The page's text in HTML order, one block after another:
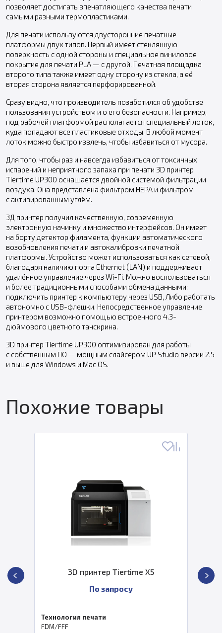
позволяет достигать впечатляющего качества печати
самыми разными термопластиками.
Для печати используются двусторонние печатные
платформы двух типов. Первый имеет стеклянную
поверхность с одной стороны и специальное виниловое
покрытие для печати PLA — с другой. Печатная площадка
второго типа также имеет одну сторону из стекла, а её
вторая сторона является перфорированной.
Сразу видно, что производитель позаботился об удобстве
пользования устройством и о его безопасности. Например,
под рабочей платформой располагается специальный лоток,
куда попадают все пластиковые отходы. В любой момент
лоток можно быстро извлечь, чтобы избавиться от мусора.
Для того, чтобы раз и навсегда избавиться от токсичных
испарений и неприятного запаха при печати 3D принтер
Tiertime UP300 оснащается двойной системой фильтрации
воздуха. Она представлена фильтром HEPA и фильтром
с активированным углём.
3Д принтер получил качественную, современную
электронную начинку и множество интерфейсов. Он имеет
на борту детектор филамента, функции автоматического
возобновления печати и автокалибровки печатной
платформы. Устройство может использоваться как сетевой,
благодаря наличию порта Ethernet (LAN) и поддерживает
удалённое управление через Wi-Fi. Можно воспользоваться
и более традиционными способами обмена данными:
подключить принтер к компьютеру через USB, Либо работать
автономно с USB-флешки. Непосредственное управление
принтером возможно помощью встроенного 4.3-
дюймового цветного тачскрина.
3D принтер Tiertime UP300 оптимизирован для работы
с собственным ПО — мощным слайсером UP Studio версии 2.5
и выше для Windows и Mac OS.
Похожие товары
3D принтер Tiertime X5
По запросу
Технология печати
FDM/FFF